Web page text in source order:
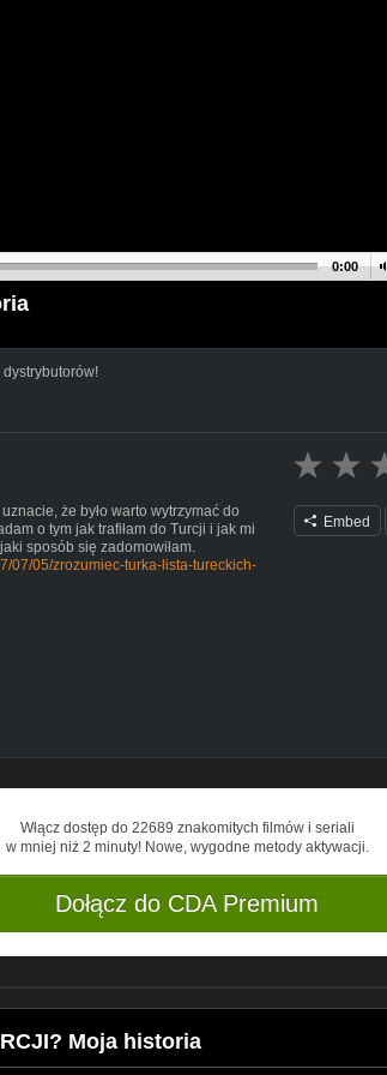
0:00
że było warto wytrzymać do
o tym jak trafiłam do Turcji i jak mi
sposób się zadomowiłam.
07/05/zrozumiec-turka-lista-tureckich-
Embed
Włącz dostęp do 22689 znakomitych filmów i seriali
w mniej niż 2 minuty! Nowe, wygodne metody aktywacji.
Dołącz do CDA Premium
Moja historia